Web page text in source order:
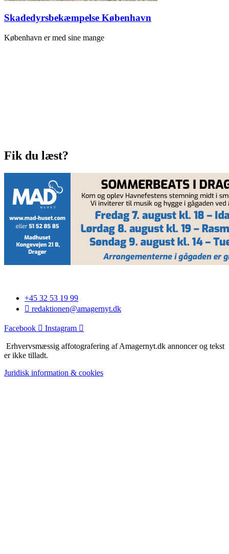
Skadedyrsbekæmpelse København
København er med sine mange
Fik du læst?
+45 32 53 19 99
redaktionen@amagernyt.dk
Facebook Instagram
Erhvervsmæssig affotografering af Amagernyt.dk annoncer og tekst
er ikke tilladt.
Juridisk information & cookies